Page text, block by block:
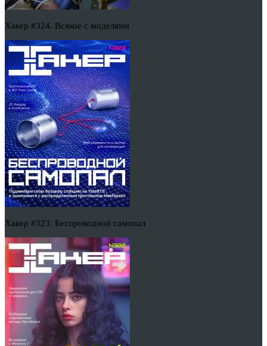
Хакер #324. Всякое с моделями
Хакер #323. Беспроводной самопал